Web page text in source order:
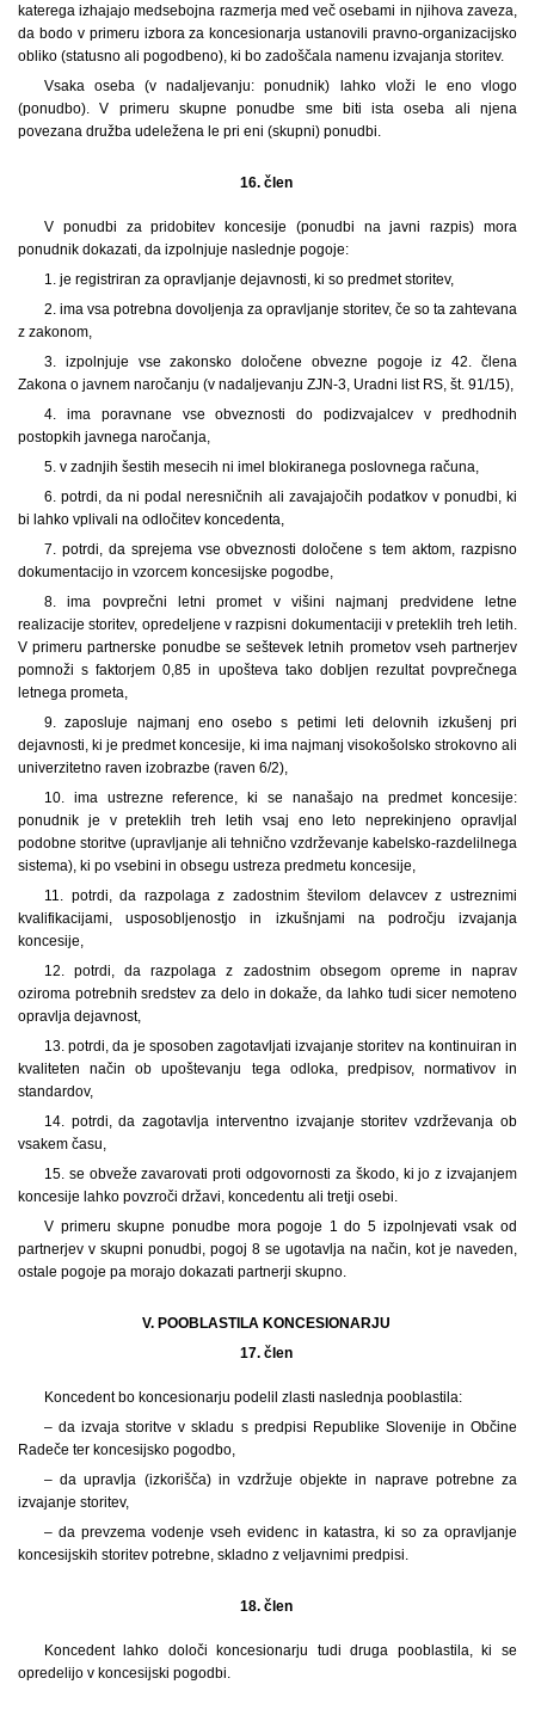
katerega izhajajo medsebojna razmerja med več osebami in njihova zaveza,
da bodo v primeru izbora za koncesionarja ustanovili pravno-organizacijsko
obliko (statusno ali pogodbeno), ki bo zadoščala namenu izvajanja storitev.
Vsaka oseba (v nadaljevanju: ponudnik) lahko vloži le eno vlogo
(ponudbo). V primeru skupne ponudbe sme biti ista oseba ali njena
povezana družba udeležena le pri eni (skupni) ponudbi.
16. člen
V ponudbi za pridobitev koncesije (ponudbi na javni razpis) mora
ponudnik dokazati, da izpolnjuje naslednje pogoje:
1. je registriran za opravljanje dejavnosti, ki so predmet storitev,
2. ima vsa potrebna dovoljenja za opravljanje storitev, če so ta zahtevana
z zakonom,
3. izpolnjuje vse zakonsko določene obvezne pogoje iz 42. člena
Zakona o javnem naročanju (v nadaljevanju ZJN-3, Uradni list RS, št. 91/15),
4. ima poravnane vse obveznosti do podizvajalcev v predhodnih
postopkih javnega naročanja,
5. v zadnjih šestih mesecih ni imel blokiranega poslovnega računa,
6. potrdi, da ni podal neresničnih ali zavajajočih podatkov v ponudbi, ki
bi lahko vplivali na odločitev koncedenta,
7. potrdi, da sprejema vse obveznosti določene s tem aktom, razpisno
dokumentacijo in vzorcem koncesijske pogodbe,
8. ima povprečni letni promet v višini najmanj predvidene letne
realizacije storitev, opredeljene v razpisni dokumentaciji v preteklih treh letih.
V primeru partnerske ponudbe se seštevek letnih prometov vseh partnerjev
pomnoži s faktorjem 0,85 in upošteva tako dobljen rezultat povprečnega
letnega prometa,
9. zaposluje najmanj eno osebo s petimi leti delovnih izkušenj pri
dejavnosti, ki je predmet koncesije, ki ima najmanj visokošolsko strokovno ali
univerzitetno raven izobrazbe (raven 6/2),
10. ima ustrezne reference, ki se nanašajo na predmet koncesije:
ponudnik je v preteklih treh letih vsaj eno leto neprekinjeno opravljal
podobne storitve (upravljanje ali tehnično vzdrževanje kabelsko-razdelilnega
sistema), ki po vsebini in obsegu ustreza predmetu koncesije,
11. potrdi, da razpolaga z zadostnim številom delavcev z ustreznimi
kvalifikacijami, usposobljenostjo in izkušnjami na področju izvajanja
koncesije,
12. potrdi, da razpolaga z zadostnim obsegom opreme in naprav
oziroma potrebnih sredstev za delo in dokaže, da lahko tudi sicer nemoteno
opravlja dejavnost,
13. potrdi, da je sposoben zagotavljati izvajanje storitev na kontinuiran in
kvaliteten način ob upoštevanju tega odloka, predpisov, normativov in
standardov,
14. potrdi, da zagotavlja interventno izvajanje storitev vzdrževanja ob
vsakem času,
15. se obveže zavarovati proti odgovornosti za škodo, ki jo z izvajanjem
koncesije lahko povzroči državi, koncedentu ali tretji osebi.
V primeru skupne ponudbe mora pogoje 1 do 5 izpolnjevati vsak od
partnerjev v skupni ponudbi, pogoj 8 se ugotavlja na način, kot je naveden,
ostale pogoje pa morajo dokazati partnerji skupno.
V. POOBLASTILA KONCESIONARJU
17. člen
Koncedent bo koncesionarju podelil zlasti naslednja pooblastila:
– da izvaja storitve v skladu s predpisi Republike Slovenije in Občine
Radeče ter koncesijsko pogodbo,
– da upravlja (izkorišča) in vzdržuje objekte in naprave potrebne za
izvajanje storitev,
– da prevzema vodenje vseh evidenc in katastra, ki so za opravljanje
koncesijskih storitev potrebne, skladno z veljavnimi predpisi.
18. člen
Koncedent lahko določi koncesionarju tudi druga pooblastila, ki se
opredelijo v koncesijski pogodbi.